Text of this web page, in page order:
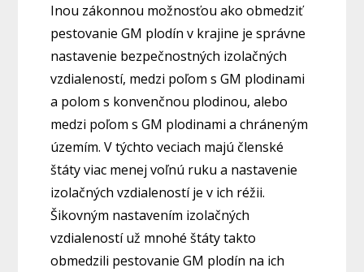
Inou zákonnou možnosťou ako obmedziť
pestovanie GM plodín v krajine je správne
nastavenie bezpečnostných izolačných
vzdialeností, medzi poľom s GM plodinami
a polom s konvenčnou plodinou, alebo
medzi poľom s GM plodinami a chráneným
územím. V týchto veciach majú členské
štáty viac menej voľnú ruku a nastavenie
izolačných vzdialeností je v ich réžii.
Šikovným nastavením izolačných
vzdialeností už mnohé štáty takto
obmedzili pestovanie GM plodín na ich